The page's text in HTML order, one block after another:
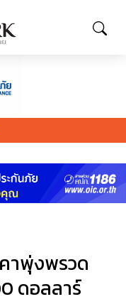
าพุ่งพรวด
ดอลลาร์